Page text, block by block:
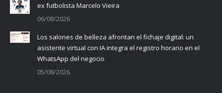
ex futbolista Marcelo Vieira
06/08/2026
Los salones de belleza afrontan el fichaje digital: un
asistente virtual con IA integra el registro horario en el
WhatsApp del negocio
05/08/2026